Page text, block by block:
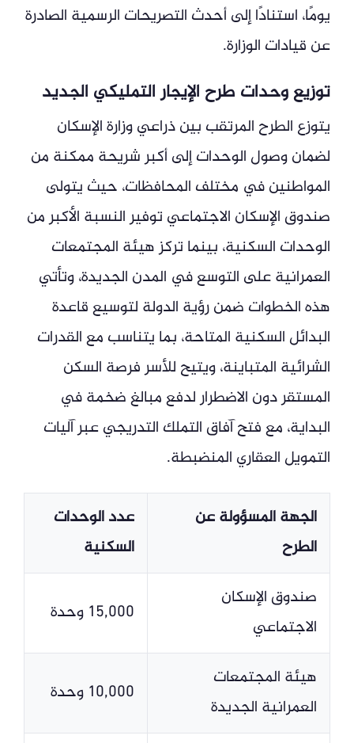
يومًا، استنادًا إلى أحدث التصريحات الرسمية الصادرة
عن قيادات الوزارة.
توزيع وحدات طرح الإيجار التمليكي الجديد
يتوزع الطرح المرتقب بين ذراعي وزارة الإسكان
لضمان وصول الوحدات إلى أكبر شريحة ممكنة من
المواطنين في مختلف المحافظات، حيث يتولى
صندوق الإسكان الاجتماعي توفير النسبة الأكبر من
الوحدات السكنية، بينما تركز هيئة المجتمعات
العمرانية على التوسع في المدن الجديدة، وتأتي
هذه الخطوات ضمن رؤية الدولة لتوسيع قاعدة
البدائل السكنية المتاحة، بما يتناسب مع القدرات
الشرائية المتباينة، ويتيح للأسر فرصة السكن
المستقر دون الاضطرار لدفع مبالغ ضخمة في
البداية، مع فتح آفاق التملك التدريجي عبر آليات
التمويل العقاري المنضبطة.
الجهة المسؤولة عن
الطرح
عدد الوحدات
السكنية
صندوق الإسكان
الاجتماعي
15,000 وحدة
هيئة المجتمعات
العمرانية الجديدة
10,000 وحدة